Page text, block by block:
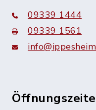
09339 1444
09339 1561